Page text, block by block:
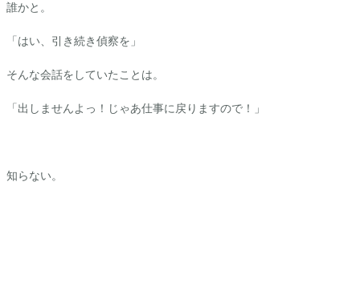
誰かと。
「はい、引き続き偵察を」
そんな会話をしていたことは。
「出しませんよっ！じゃあ仕事に戻りますので！」
知らない。